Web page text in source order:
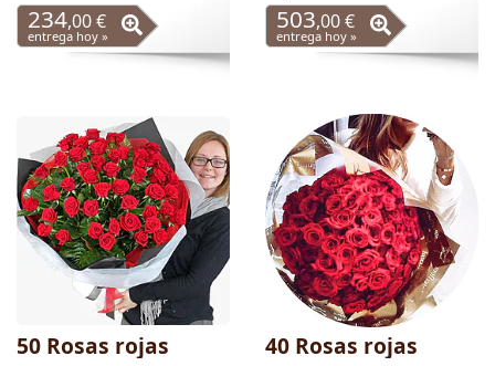
234,00 €
entrega hoy »
503,00 €
entrega hoy »
50 Rosas rojas 40 Rosas rojas